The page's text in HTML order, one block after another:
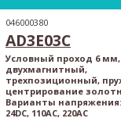
046000380
AD3E03C
Условный проход 6 мм,
двухмагнитный,
трехпозиционный,
центрирование
Варианты напряжения:
24DC, 110AC, 220AC